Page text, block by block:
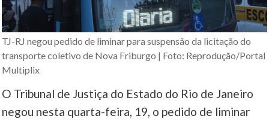
TJ-RJ negou pedido de liminar para suspensão da licitação do
transporte coletivo de Nova Friburgo | Foto: Reprodução/Portal
Multiplix
O Tribunal de Justiça do Estado do Rio de Janeiro
negou nesta quarta-feira, 19, o pedido de liminar